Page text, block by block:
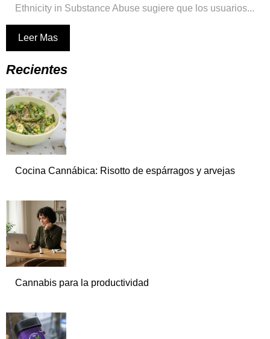
Ethnicity in Substance Abuse sugiere que los usuarios...
Leer Mas
Recientes
Cocina Cannábica: Risotto de espárragos y arvejas
Cannabis para la productividad